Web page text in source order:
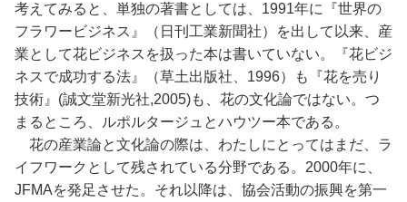
考えてみると、単独の著書としては、1991年に『世界の
フラワービジネス』（日刊工業新聞社）を出して以来、産
業として花ビジネスを扱った本は書いていない。『花ビジ
ネスで成功する法』（草土出版社、1996）も『花を売り
技術』(誠文堂新光社,2005)も、花の文化論ではない。つ
まるところ、ルポルタージュとハウツー本である。
花の産業論と文化論の際は、わたしにとってはまだ、ラ
イフワークとして残されている分野である。2000年に、
JFMAを発足させた。それ以降は、協会活動の振興を第一